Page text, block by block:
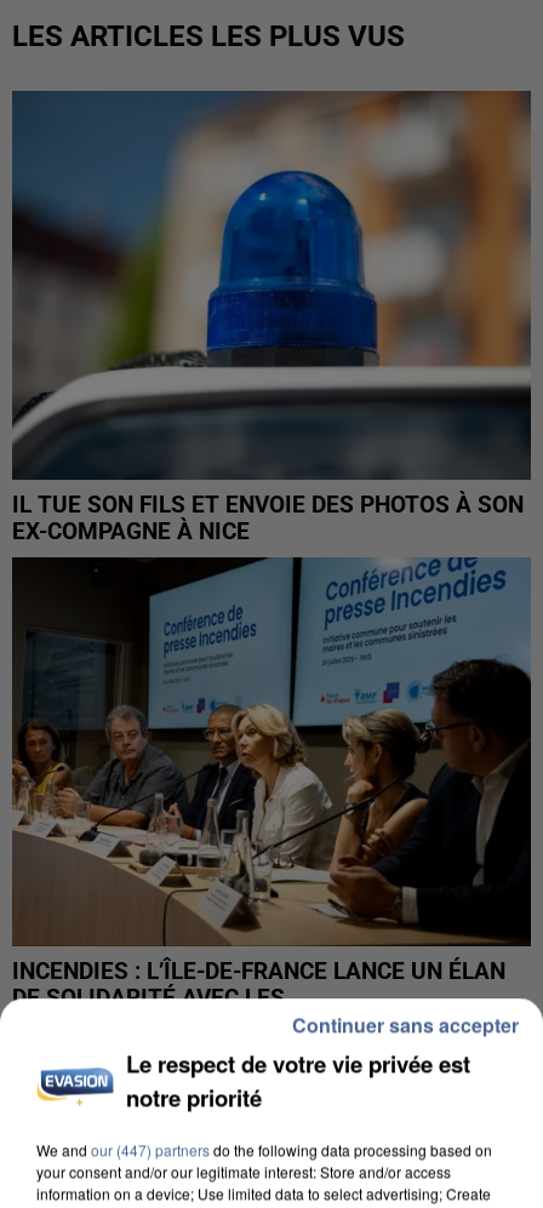
LES ARTICLES LES PLUS VUS
IL TUE SON FILS ET ENVOIE DES PHOTOS À SON
EX-COMPAGNE À NICE
INCENDIES : L’ÎLE-DE-FRANCE LANCE UN ÉLAN
DE SOLIDARITÉ AVEC LES...
Le respect de votre vie privée est
notre priorité
We and our (447) partnersdo the following data processing based on
your consent and/or our legitimate interest: Store and/or access
information on a device; Use limited data to select advertising; Create
Continuer sans accepter